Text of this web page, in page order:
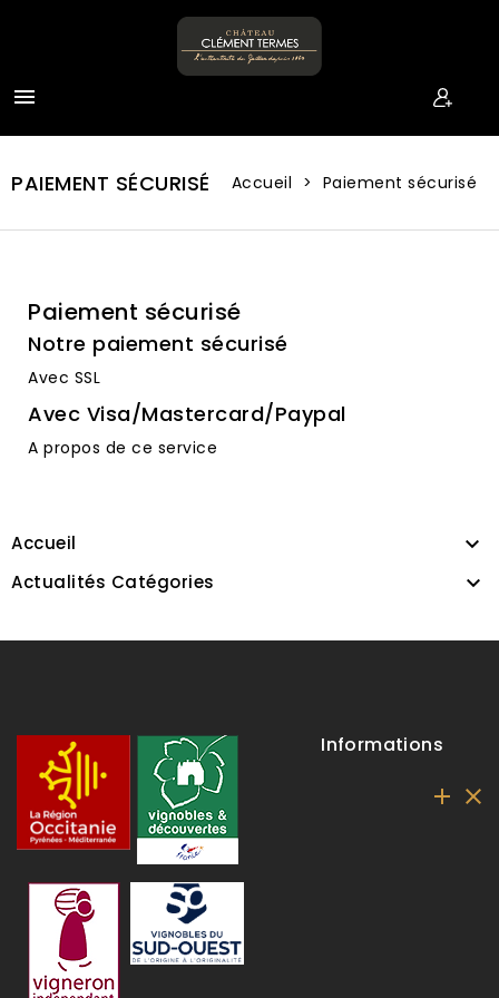

PAIEMENT SÉCURISÉ Accueil Paiement sécurisé
Paiement sécurisé
Notre paiement sécurisé
Avec SSL
Avec Visa/Mastercard/Paypal
A propos de ce service
Accueil 
Actualités Catégories 
Informations
 